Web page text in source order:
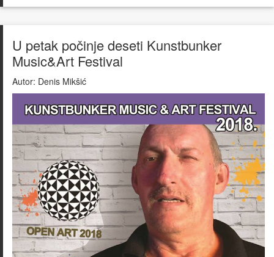
U petak počinje deseti Kunstbunker
Music&Art Festival
Autor: Denis Mikšić